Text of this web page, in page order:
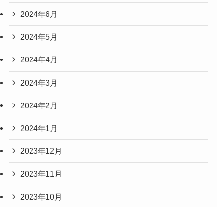
2024年6月
2024年5月
2024年4月
2024年3月
2024年2月
2024年1月
2023年12月
2023年11月
2023年10月